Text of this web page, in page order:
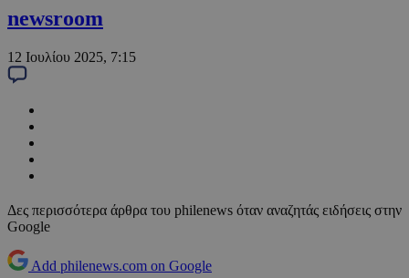
newsroom
12 Ιουλίου 2025, 7:15
Δες περισσότερα άρθρα του philenews όταν αναζητάς ειδήσεις στην
Google
Add philenews.com on Google